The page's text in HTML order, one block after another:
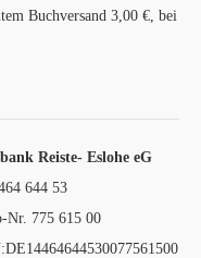
Buchversand 3,00 €, bei
Reiste- Eslohe eG
644 53
Nr. 775 615 00